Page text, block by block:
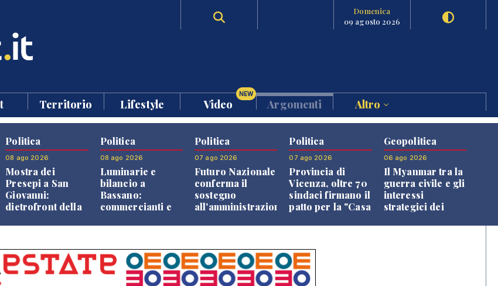
Domenica
09 agosto 2026
Territorio Lifestyle Video
NEW
Argomenti Altro
Politica
08 ago 2026
Mostra dei
Presepi a San
Giovanni:
dietrofront della
Politica
08 ago 2026
Luminarie e
bilancio a
Bassano:
commercianti e
Politica
07 ago 2026
Futuro Nazionale
conferma il
sostegno
all'amministrazione
Politica
07 ago 2026
Provincia di
Vicenza, oltre 70
sindaci firmano il
patto per la "Casa
Geopolitica
06 ago 2026
Il Myanmar tra la
guerra civile e gli
interessi
strategici dei